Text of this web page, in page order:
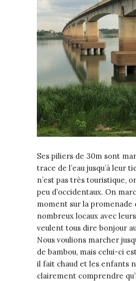
Ses piliers de 30m sont
trace de l’eau jusqu’à leur
n’est pas très touristique,
peu d’occidentaux. On
moment sur la promenade
nombreux locaux avec
veulent tous dire bonjour
Nous voulions marcher
de bambou, mais celui-ci
il fait chaud et les enfants
clairement comprendre